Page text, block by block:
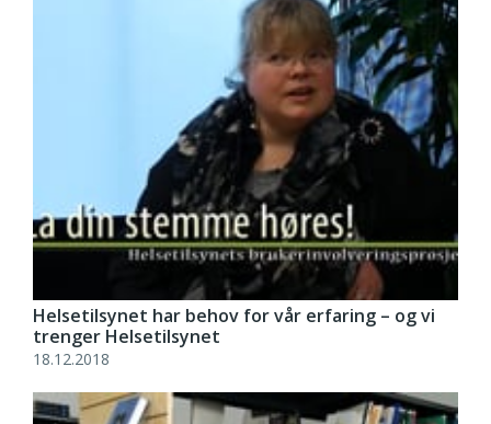
Helsetilsynet har behov for vår erfaring – og vi
trenger Helsetilsynet
18.12.2018